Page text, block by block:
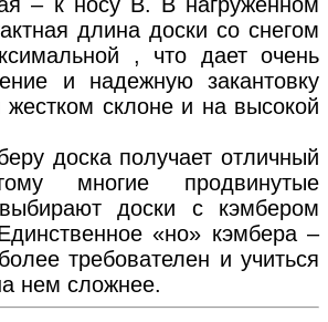
длина доски со снегом
, что дает очень
и надежную закантовку
склоне и на высокой
доска получает отличный
многие продвинутые
доски с кэмбером
«но» кэмбера –
требователен и учиться
нем сложнее.